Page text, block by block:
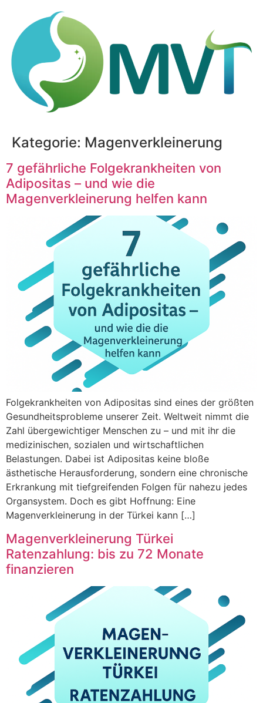
Kategorie: Magenverkleinerung
7 gefährliche Folgekrankheiten von
Adipositas – und wie die
Magenverkleinerung helfen kann
Folgekrankheiten von Adipositas sind eines der größten
Gesundheitsprobleme unserer Zeit. Weltweit nimmt die
Zahl übergewichtiger Menschen zu – und mit ihr die
medizinischen, sozialen und wirtschaftlichen
Belastungen. Dabei ist Adipositas keine bloße
ästhetische Herausforderung, sondern eine chronische
Erkrankung mit tiefgreifenden Folgen für nahezu jedes
Organsystem. Doch es gibt Hoffnung: Eine
Magenverkleinerung in der Türkei kann […]
Magenverkleinerung Türkei
Ratenzahlung: bis zu 72 Monate
finanzieren